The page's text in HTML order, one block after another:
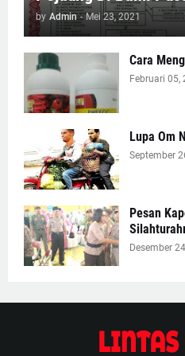
by Admin - Mei 23, 2021
Cara
Februari 05,
Lupa Om
September
Pesan
Desember